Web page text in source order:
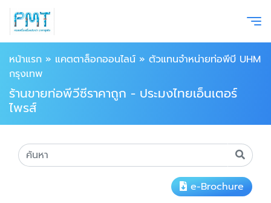
หน้าแรก » แคตตาล็อกออนไลน์ » ตัวแทนจำหน่ายท่อพีบี UHM
กรุงเทพ
ร้านขายท่อพีวีซีราคาถูก - ประมงไทยเอ็นเตอร์
ไพรส์
e-Brochure